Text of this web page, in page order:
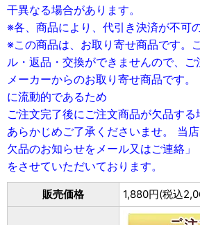
干異なる場合があります。
※各、商品により、代引き決済が不可
※この商品は、お取り寄せ商品です。
ル・返品・交換ができませんので、ご
メーカーからのお取り寄せ商品です
に流動的であるため
ご注文完了後にご注文商品が欠品する
あらかじめご了承くださいませ。 当
欠品のお知らせをメール又はご連絡」
をさせていただいております。
販売価格 1,880円(税込